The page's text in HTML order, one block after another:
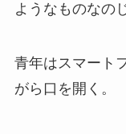
ようなものなの
青年はスマート
がら口を開く。